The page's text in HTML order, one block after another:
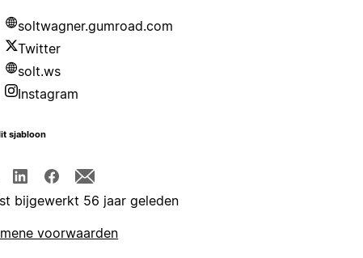
soltwagner.gumroad.com
Twitter
solt.ws
Instagram
sjabloon
bijgewerkt 56 jaar geleden
voorwaarden